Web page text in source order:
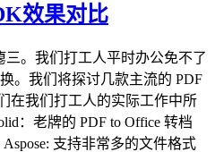
效果对比
三。我们打工人平时办公免不了
。我们将探讨几款主流的 PDF
在我们打工人的实际工作中所
：老牌的 PDF to Office 转档
支持非常多的文件格式